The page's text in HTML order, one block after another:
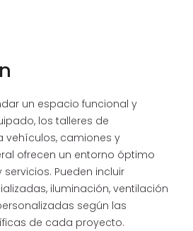
un espacio funcional y
los talleres de
vehículos, camiones y
ofrecen un entorno óptimo
Pueden incluir
iluminación, ventilación
según las
de cada proyecto.